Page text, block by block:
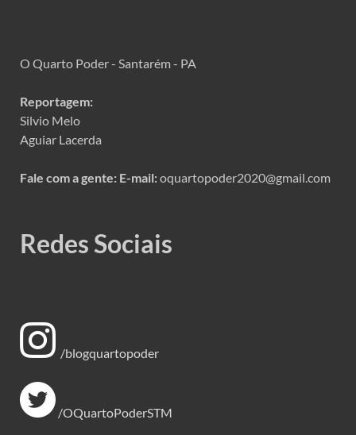
O Quarto Poder - Santarém - PA
Reportagem:
Silvio Melo
Aguiar Lacerda
Fale com a gente: E-mail:oquartopoder2020@gmail.com
Redes Sociais
/blogquartopoder
/OQuartoPoderSTM